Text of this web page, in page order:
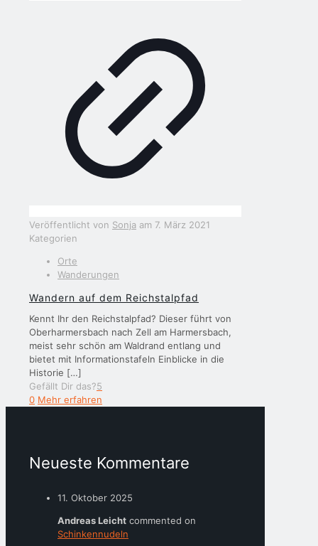
Veröffentlicht von Sonja am 7. März 2021
Kategorien
Orte
Wanderungen
Wandern auf dem Reichstalpfad
Kennt Ihr den Reichstalpfad? Dieser führt von
Oberharmersbach nach Zell am Harmersbach,
meist sehr schön am Waldrand entlang und
bietet mit Informationstafeln Einblicke in die
Historie […]
Gefällt Dir das?5
0 Mehr erfahren
Neueste Kommentare
11. Oktober 2025
Andreas Leicht commented on
Schinkennudeln